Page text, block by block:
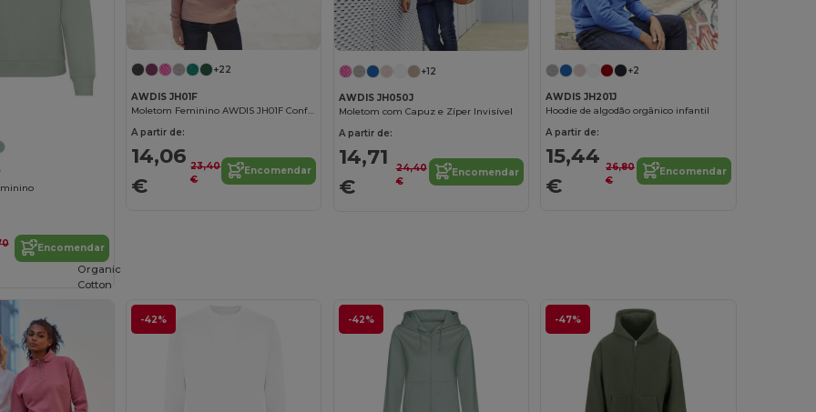
Encomendar
+22
AWDIS JH01F
Moletom Feminino AWDIS JH01F Conforto Casual
A partir de:
14,06
€
23,40
€
Encomendar
+12
AWDIS JH050J
Moletom com Capuz e Zíper Invisível
A partir de:
14,71
€
24,40
€
Encomendar
+2
AWDIS JH201J
Hoodie de algodão orgânico infantil
A partir de:
15,44
€
26,80
€
Encomendar
-42%
Organic
Cotton
-42% -47%